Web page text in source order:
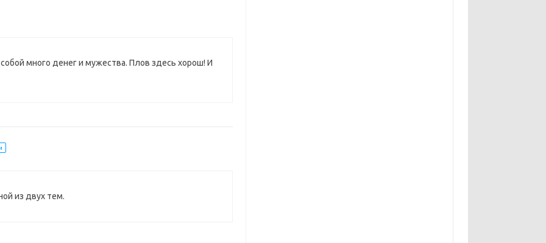
много денег и мужества. Плов здесь хорош! И
из двух тем.